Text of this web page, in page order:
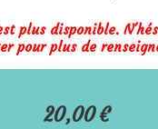
20,00€
plus disponible.
pour plus de